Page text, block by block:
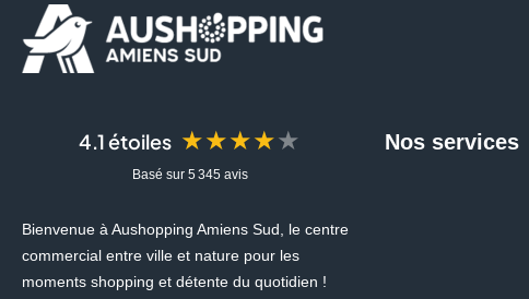
4.1 étoiles ★★★★★
Basé sur 5 345 avis
Bienvenue à Aushopping Amiens Sud, le centre
commercial entre ville et nature pour les
moments shopping et détente du quotidien !
Nos services